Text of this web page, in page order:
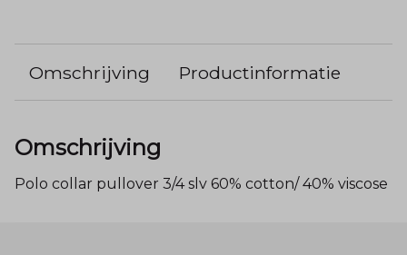
Omschrijving Productinformatie
Omschrijving
Polo collar pullover 3/4 slv 60% cotton/ 40% viscose